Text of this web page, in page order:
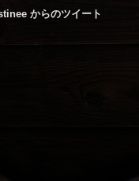
からのツイート